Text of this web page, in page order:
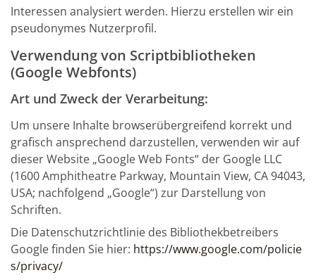
Interessen analysiert werden. Hierzu erstellen wir ein
pseudonymes Nutzerprofil.
Verwendung von Scriptbibliotheken
(Google Webfonts)
Art und Zweck der Verarbeitung:
Um unsere Inhalte browserübergreifend korrekt und
grafisch ansprechend darzustellen, verwenden wir auf
dieser Website „Google Web Fonts“ der Google LLC
(1600 Amphitheatre Parkway, Mountain View, CA 94043,
USA; nachfolgend „Google“) zur Darstellung von
Schriften.
Die Datenschutzrichtlinie des Bibliothekbetreibers
Google finden Sie hier: https://www.google.com/policie
s/privacy/